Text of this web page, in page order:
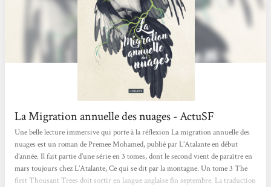
La Migration annuelle des nuages - ActuSF
Une belle lecture immersive qui porte à la réflexion La migration annuelle des
nuages est un roman de Premee Mohamed, publié par L’Atalante en début
d’année. Il fait partie d’une série en 3 tomes, dont le second vient de paraître en
mars toujours chez L’Atalante, Ce qui se dit par la montagne. Un tome 3 The
first Thousant Trees doit sortir en langue anglaise fin septembre. La traduction